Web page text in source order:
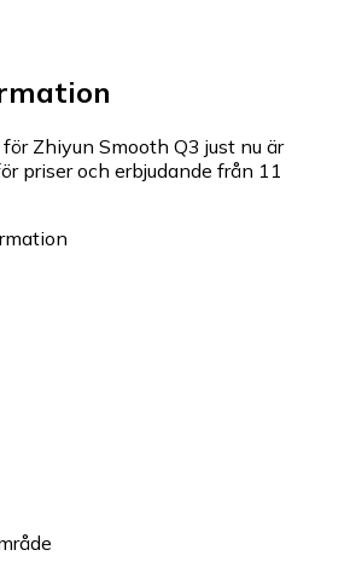
Zhiyun Smooth Q3 just nu är
priser och erbjudande från 11